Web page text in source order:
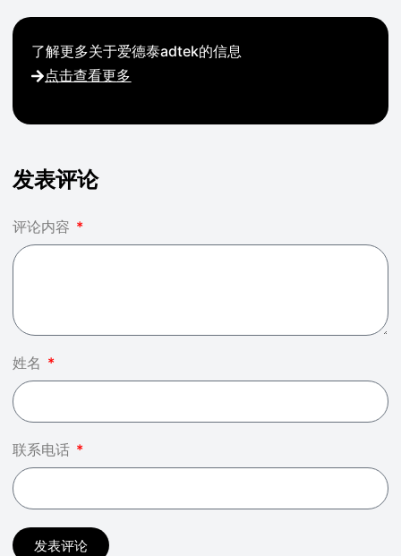
了解更多关于爱德泰adtek的信息
点击查看更多
发表评论
评论内容
姓名
联系电话
发表评论